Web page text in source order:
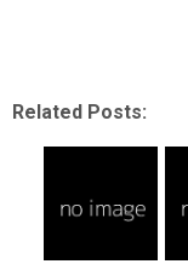
Related Posts: